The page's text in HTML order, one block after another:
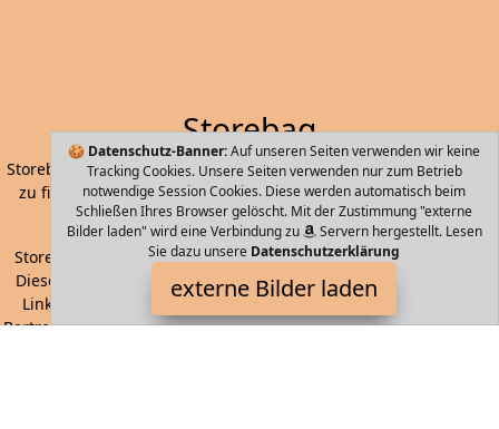
🍪 Datenschutz-Banner:Auf unseren Seiten verwenden wir keine
Tracking Cookies. Unsere Seiten verwenden nur zum Betrieb
notwendige Session Cookies. Diese werden automatisch beim
Schließen Ihres Browser gelöscht. Mit der Zustimmung "externe
Bilder laden" wird eine Verbindung zu
Servern hergestellt. Lesen
Sie dazu unsere Datenschutzerklärung
externe Bilder laden
Storebag
Storebag - die einfachste und Schnellste Art Ihre nächste Tasche
zu finden. Handtaschen, Koffer, Rucksäcke, ausgewählt durch
maschinelles Lernen und künstliche Intelligenz.
Storebag ist Teilnehmer am Partnerprogramm der
Dieses Partnerprogramm wurde von
ins Leben gerufen, um
Links auf externe
Internetseiten platzieren zu können. Die
Bertreiber von Storebag verdienen mit Kostenerstattungen durch